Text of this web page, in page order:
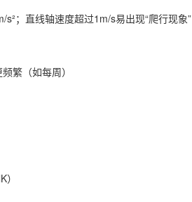
；直线轴速度超过1m/s易出现“爬行现象”‌
繁（如每周）‌